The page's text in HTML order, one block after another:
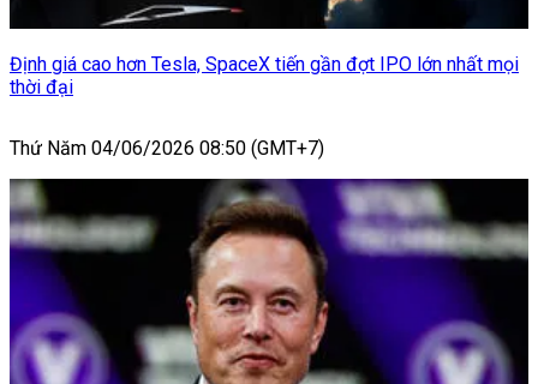
Định giá cao hơn Tesla, SpaceX tiến gần đợt IPO lớn nhất mọi
thời đại
Thứ Năm 04/06/2026 08:50 (GMT+7)